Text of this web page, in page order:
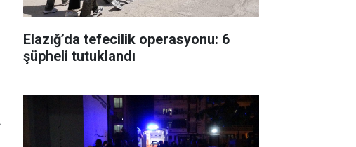
Elazığ’da tefecilik operasyonu: 6
şüpheli tutuklandı